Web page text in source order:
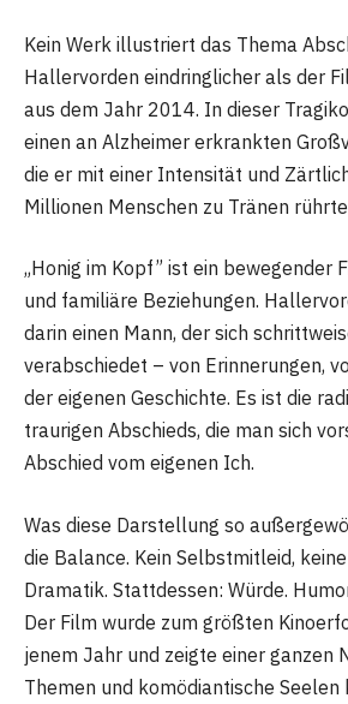
Kein Werk illustriert das Thema
Hallervorden eindringlicher als der
aus dem Jahr 2014. In dieser
einen an Alzheimer erkrankten
die er mit einer Intensität und
Millionen Menschen zu Tränen
„Honig im Kopf” ist ein bewegender
und familiäre Beziehungen.
darin einen Mann, der sich
verabschiedet – von Erinnerungen,
der eigenen Geschichte. Es ist die
traurigen Abschieds, die man sich
Abschied vom eigenen Ich.
Was diese Darstellung so
die Balance. Kein Selbstmitleid,
Dramatik. Stattdessen: Würde.
Der Film wurde zum größten
jenem Jahr und zeigte einer ganzen
Themen und komödiantische Seelen